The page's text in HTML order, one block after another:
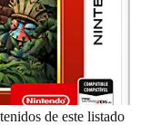
de este listado